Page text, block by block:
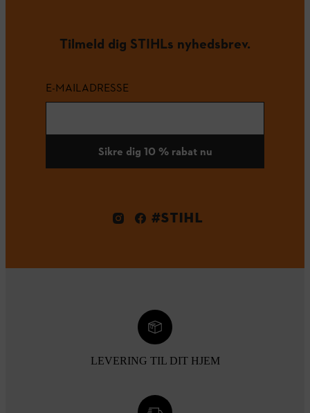
Tilmeld dig STIHLs nyhedsbrev.
E-MAILADRESSE
Sikre dig 10 % rabat nu
#STIHL
LEVERING TIL DIT HJEM